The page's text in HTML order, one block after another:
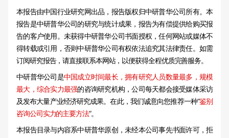
本报告由中国行业研究网出品，报告版权归中研普华公司所有。本
报告是中研普华公司的研究与统计成果，报告为有偿提供给购买报
告的客户使用。未获得中研普华公司书面授权，任何网站或媒体不
得转载或引用，否则中研普华公司有权依法追究其法律责任。如需
订阅研究报告，请直接联系本网站，以便获得全程优质完善服务。
中研普华公司是中国成立时间最长，拥有研究人员数量最多，规模
最大，综合实力最强的咨询研究机构，公司每天都会接受媒体采访
及发布大量产业经济研究成果。在此，我们诚意向您推荐一种“鉴别
咨询公司实力的主要方法”。
本报告目录与内容系中研普华原创，未经本公司事先书面许可，拒